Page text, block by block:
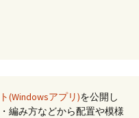
(Windowsアプリ)を公開し
編み方などから配置や模様